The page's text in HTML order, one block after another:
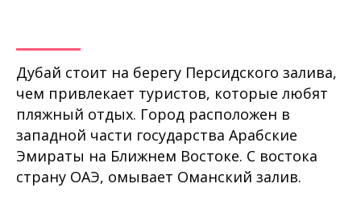
Дубай стоит на берегу Персидского залива,
чем привлекает туристов, которые любят
пляжный отдых. Город расположен в
западной части государства Арабские
Эмираты на Ближнем Востоке. С востока
страну ОАЭ, омывает Оманский залив.